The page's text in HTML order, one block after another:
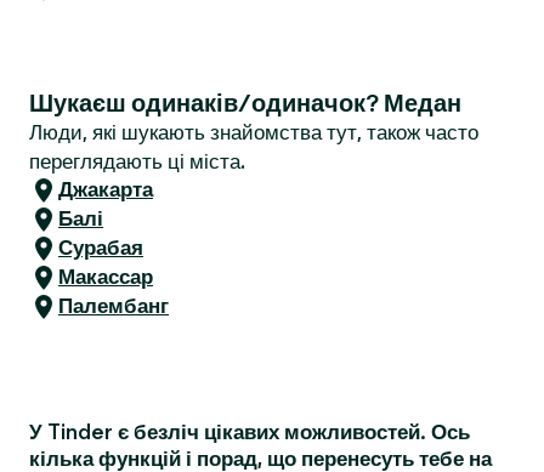
Шукаєш одинаків/одиначок? Медан
Люди, які шукають знайомства тут, також часто
переглядають ці міста.
Джакарта
Балі
Сурабая
Макассар
Палембанг
У Tinder є безліч цікавих можливостей. Ось
кілька функцій і порад, що перенесуть тебе на